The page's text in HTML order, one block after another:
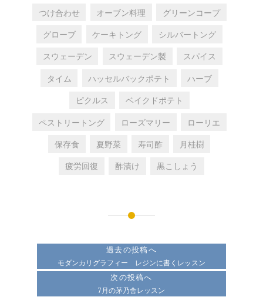
つけ合わせ オーブン料理 グリーンコープ
グローブ ケーキトング シルバートング
スウェーデン スウェーデン製 スパイス
タイム ハッセルバックポテト ハーブ
ピクルス ベイクドポテト
ペストリートング ローズマリー ローリエ
保存食 夏野菜 寿司酢 月桂樹
疲労回復 酢漬け 黒こしょう
過去の投稿へ
モダンカリグラフィー レジンに書くレッスン
次の投稿へ
7月の茅乃舎レッスン